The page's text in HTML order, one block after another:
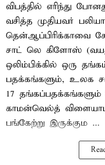
விபத்தில் எரிந்து
வசித்த முதியவர்
தென்ஆப்பிரிக்காவை
சாட் லெ கிளோஸ்
ஒலிம்பிக்கில் ஒரு
பதக்கங்களும், உலக
17 தங்கப்பதக்கங்களும்
காமன்வெல்த்
பங்கேற்று இருக்கும ...